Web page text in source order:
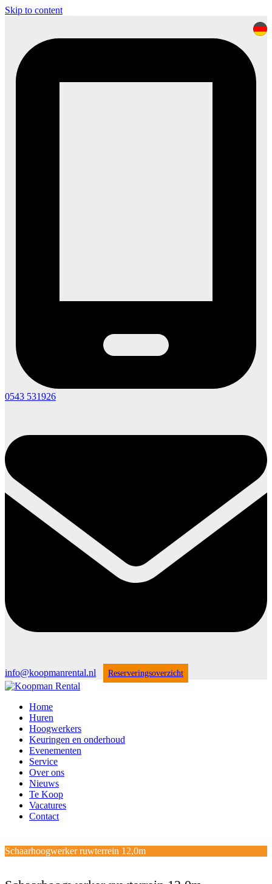
Skip to content
0543 531926
info@koopmanrental.nl Reserveringsoverzicht
Home
Huren
Hoogwerkers
Keuringen en onderhoud
Evenementen
Service
Over ons
Nieuws
Te Koop
Vacatures
Contact
mobile
menu
mobile
menu
Winkelwagen
Schaarhoogwerker ruwterrein 12,0m